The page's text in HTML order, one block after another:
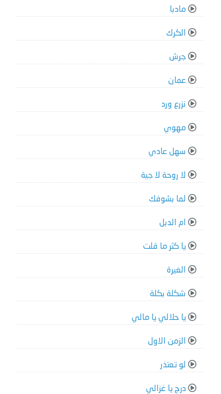
مادبا
الكرك
جرش
عمان
نزرع ورد
مهوي
سهل عادي
لا روحة لا جية
لما بشوفك
ام الدبل
يا كثر ما قلت
الغيرة
شكلة بكلة
يا حلالي يا مالي
الزمن الاول
لو تعتذر
درج يا غزالي